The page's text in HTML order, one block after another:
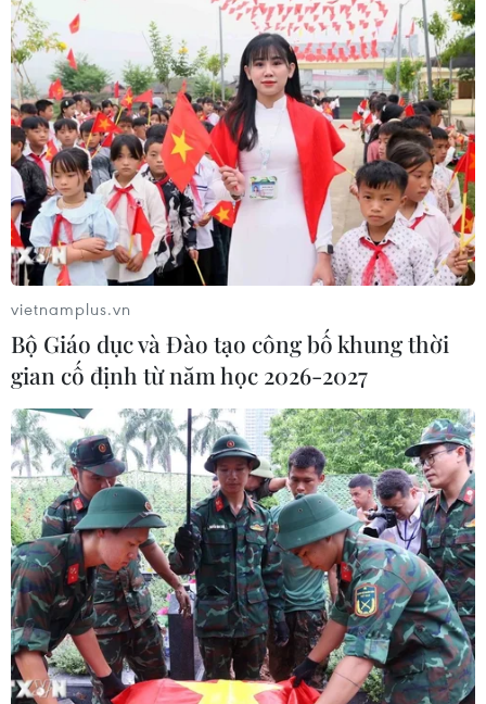
vietnamplus.vn
Bộ Giáo dục và Đào tạo công bố khung thời
gian cố định từ năm học 2026-2027